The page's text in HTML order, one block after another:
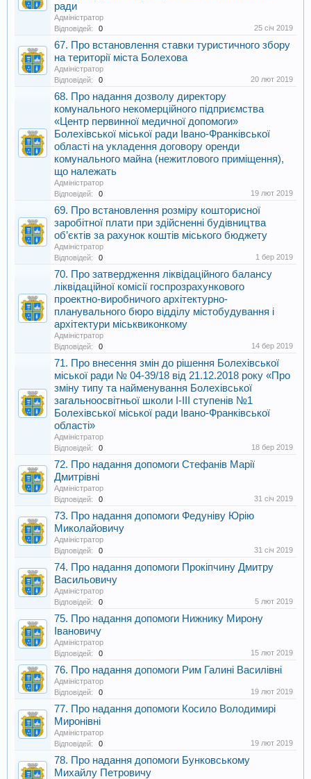
ради
Адміністратор
Відповідей:
0 25 січ 2019
67. Про встановлення ставки туристичного збору
на території міста Болехова
Адміністратор
Відповідей:
0 20 лют 2019
68. Про надання дозволу директору
комунального некомерційного підприємства
«Центр первинної медичної допомоги»
Болехівської міської ради Івано-Франківської
області на укладення договору оренди
комунального майна (нежитлового приміщення),
що належать
Адміністратор
Відповідей:
0 19 лют 2019
69. Про встановлення розміру кошторисної
заробітної плати при здійсненні будівництва
об’єктів за рахунок коштів міського бюджету
Адміністратор
Відповідей:
0 1 бер 2019
70. Про затвердження ліквідаційного балансу
ліквідаційної комісії госпрозрахункового
проектно-виробничого архітектурно-
планувального бюро відділу містобудування і
архітектури міськвиконкому
Адміністратор
Відповідей:
0 14 бер 2019
71. Про внесення змін до рішення Болехівської
міської ради № 04-39/18 від 21.12.2018 року «Про
зміну типу та найменування Болехівської
загальноосвітньої школи І-ІІІ ступенів №1
Болехівської міської ради Івано-Франківської
області»
Адміністратор
Відповідей:
0 18 бер 2019
72. Про надання допомоги Стефанів Марії
Дмитрівні
Адміністратор
Відповідей:
0 31 січ 2019
73. Про надання допомоги Федуніву Юрію
Миколайовичу
Адміністратор
Відповідей:
0 31 січ 2019
74. Про надання допомоги Прокіпчину Дмитру
Васильовичу
Адміністратор
Відповідей:
0 5 лют 2019
75. Про надання допомоги Нижнику Мирону
Івановичу
Адміністратор
Відповідей:
0 15 лют 2019
76. Про надання допомоги Рим Галині Василівні
Адміністратор
Відповідей:
0 19 лют 2019
77. Про надання допомоги Косило Володимирі
Миронівні
Адміністратор
Відповідей:
0 19 лют 2019
78. Про надання допомоги Бунковському
Михайлу Петровичу